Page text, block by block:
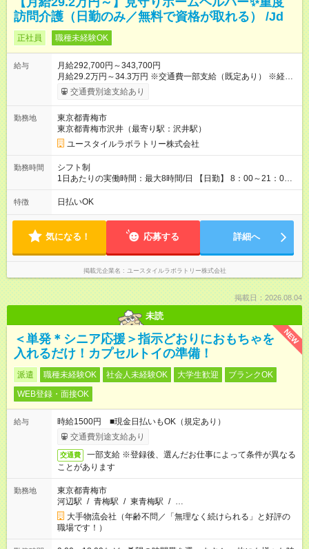
訪問介護（日勤のみ／無料で資格が取れる） /Jd
正社員 職種未経験OK
給与
月給292,700円～343,700円
月給29.2万円～34.3万円 ※交通費一部支給（既定あり） ※経
験・能力を考慮して決定します 【入社後のモデル月収（無資
格・未経験入社の場合）】 ［入社］ 無資格・未経験／月収
社1年～2年半］ ジュニアMGR／月収35.9万円 ［入社2年半］
マネージャー／月収40万円以上 ※経験・能力等を考慮。 【試
用期間】試用期間あり 試用期間の長さ：2ヶ月 ※ 雇用形態と給
与に、本採用時と異なる部分があります。 雇用形態：本採用時
と同じです。 給与：月給 254,700円 ～ 343,700円
交通費別途支給あり
勤務地
東京都青梅市
東京都青梅市沢井（最寄り駅：沢井駅）
ユースタイルラボラトリー株式会社
勤務時間
シフト制
1日あたりの実働時間：最大8時間/日 【日勤】 8：00～21：00
＊＊ 勤務時間例 ＊＊ ■8時から17時 ■9時から18時 ■10時か
ら19時 など ※上記の時間内で8時間勤務（休憩1時間）ご利用
（希望休あり）
特徴 日払いOK
気になる！ 応募する 詳細へ
掲載元企業名 ユースタイルラボラトリー株式会社
掲載日：2026.08.04
未読
NEW
＜単発＊シニア応援＞指示どおりにおもちゃを
入れるだけ！カプセルトイの準備！
派遣 職種未経験OK 社会人未経験OK 大学生歓迎
ブランクOK
WEB登録・面接OK
給与
時給1500円 ■現金日払いもOK（規定あり）
交通費別途支給あり
交通費
一部支給 ※登録後、選んだお仕事によって条件が異なる
ことがあります
勤務地
東京都青梅市
河辺駅 / 青梅駅 / 東青梅駅 / …
大手物流会社（年齢不問／「無理なく続けられる」と好評の
職場です！）